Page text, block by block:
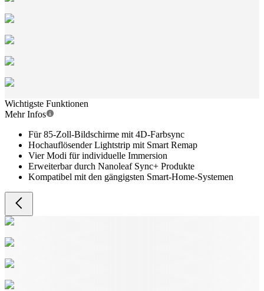
Wichtigste Funktionen
Mehr Infos
Für 85-Zoll-Bildschirme mit 4D-Farbsync
Hochauflösender Lightstrip mit Smart Remap
Vier Modi für individuelle Immersion
Erweiterbar durch Nanoleaf Sync+ Produkte
Kompatibel mit den gängigsten Smart-Home-Systemen